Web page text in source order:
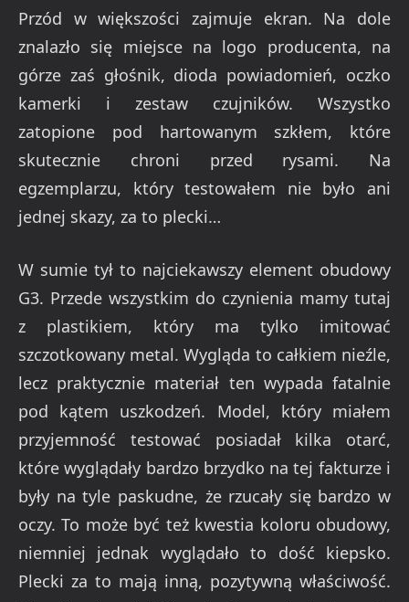
Przód w większości zajmuje ekran. Na dole
znalazło się miejsce na logo producenta, na
górze zaś głośnik, dioda powiadomień, oczko
kamerki i zestaw czujników. Wszystko
zatopione pod hartowanym szkłem, które
skutecznie chroni przed rysami. Na
egzemplarzu, który testowałem nie było ani
jednej skazy, za to plecki…
W sumie tył to najciekawszy element obudowy
G3. Przede wszystkim do czynienia mamy tutaj
z plastikiem, który ma tylko imitować
szczotkowany metal. Wygląda to całkiem nieźle,
lecz praktycznie materiał ten wypada fatalnie
pod kątem uszkodzeń. Model, który miałem
przyjemność testować posiadał kilka otarć,
które wyglądały bardzo brzydko na tej fakturze i
były na tyle paskudne, że rzucały się bardzo w
oczy. To może być też kwestia koloru obudowy,
niemniej jednak wyglądało to dość kiepsko.
Plecki za to mają inną, pozytywną właściwość.